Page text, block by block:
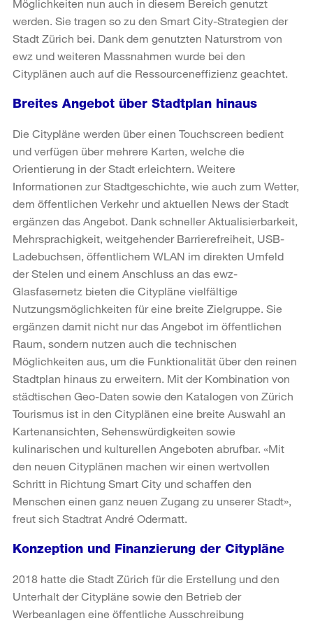
Möglichkeiten nun auch in diesem Bereich genutzt
werden. Sie tragen so zu den Smart City-Strategien der
Stadt Zürich bei. Dank dem genutzten Naturstrom von
ewz und weiteren Massnahmen wurde bei den
Cityplänen auch auf die Ressourceneffizienz geachtet.
Breites Angebot über Stadtplan hinaus
Die Citypläne werden über einen Touchscreen bedient
und verfügen über mehrere Karten, welche die
Orientierung in der Stadt erleichtern. Weitere
Informationen zur Stadtgeschichte, wie auch zum Wetter,
dem öffentlichen Verkehr und aktuellen News der Stadt
ergänzen das Angebot. Dank schneller Aktualisierbarkeit,
Mehrsprachigkeit, weitgehender Barrierefreiheit, USB-
Ladebuchsen, öffentlichem WLAN im direkten Umfeld
der Stelen und einem Anschluss an das ewz-
Glasfasernetz bieten die Citypläne vielfältige
Nutzungsmöglichkeiten für eine breite Zielgruppe. Sie
ergänzen damit nicht nur das Angebot im öffentlichen
Raum, sondern nutzen auch die technischen
Möglichkeiten aus, um die Funktionalität über den reinen
Stadtplan hinaus zu erweitern. Mit der Kombination von
städtischen Geo-Daten sowie den Katalogen von Zürich
Tourismus ist in den Cityplänen eine breite Auswahl an
Kartenansichten, Sehenswürdigkeiten sowie
kulinarischen und kulturellen Angeboten abrufbar. «Mit
den neuen Cityplänen machen wir einen wertvollen
Schritt in Richtung Smart City und schaffen den
Menschen einen ganz neuen Zugang zu unserer Stadt»,
freut sich Stadtrat André Odermatt.
Konzeption und Finanzierung der Citypläne
2018 hatte die Stadt Zürich für die Erstellung und den
Unterhalt der Citypläne sowie den Betrieb der
Werbeanlagen eine öffentliche Ausschreibung